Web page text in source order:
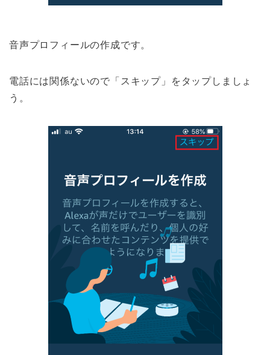
音声プロフィールの作成です。
電話には関係ないので「スキップ」をタップしましょ
う。